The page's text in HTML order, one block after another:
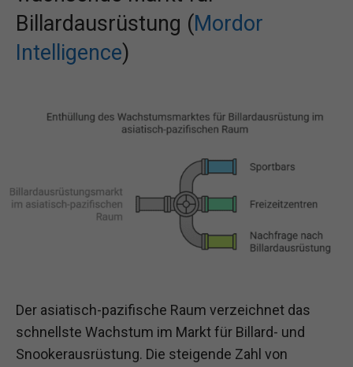
Billardausrüstung (Mordor
Intelligence)
Der asiatisch-pazifische Raum verzeichnet das
schnellste Wachstum im Markt für Billard- und
Snookerausrüstung. Die steigende Zahl von